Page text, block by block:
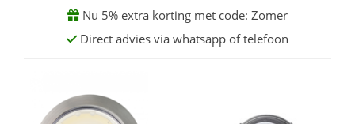
Nu 5% extra korting met code: Zomer
Direct advies via whatsapp of telefoon